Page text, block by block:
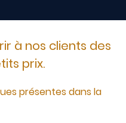
à nos clients des
prix.
présentes dans la